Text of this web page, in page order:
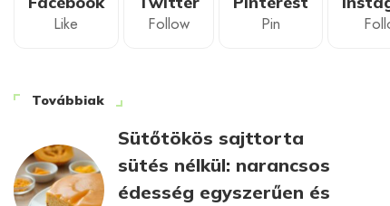
Like Follow Pin
Továbbiak
Sütőtökös sajttorta
sütés nélkül: narancsos
édesség egyszerűen és